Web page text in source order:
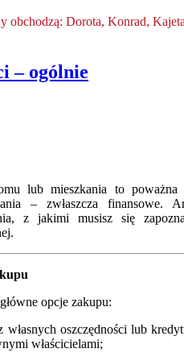
obchodzą: Dorota, Konrad,
– ogólnie
lub mieszkania to
– zwłaszcza finansowe.
z jakimi musisz się
opcje zakupu:
oszczędności lub
właścicielami;